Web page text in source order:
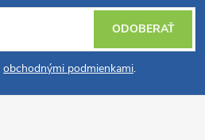
obchodnými podmienkami.
ODOBERAŤ